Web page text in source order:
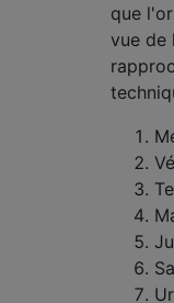
que
vue de